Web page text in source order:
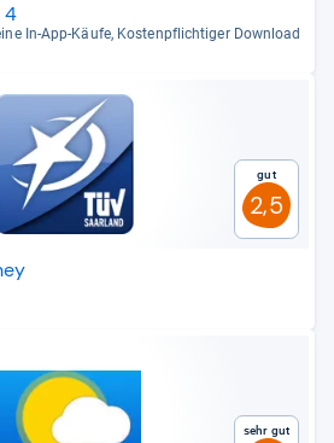
4
In-​App-​Käufe, Kos­ten­pflich­ti­ger Dow­n­load
Gut
2,5
Sehr gut